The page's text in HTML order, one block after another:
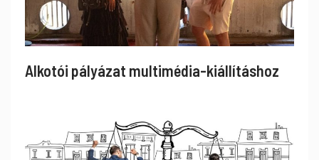
Alkotói pályázat multimédia-kiállításhoz